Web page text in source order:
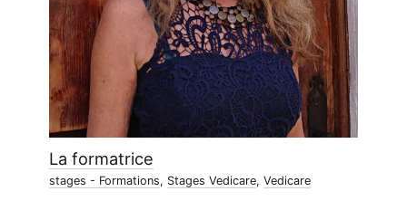
La formatrice
stages - Formations, Stages Vedicare,Vedicare